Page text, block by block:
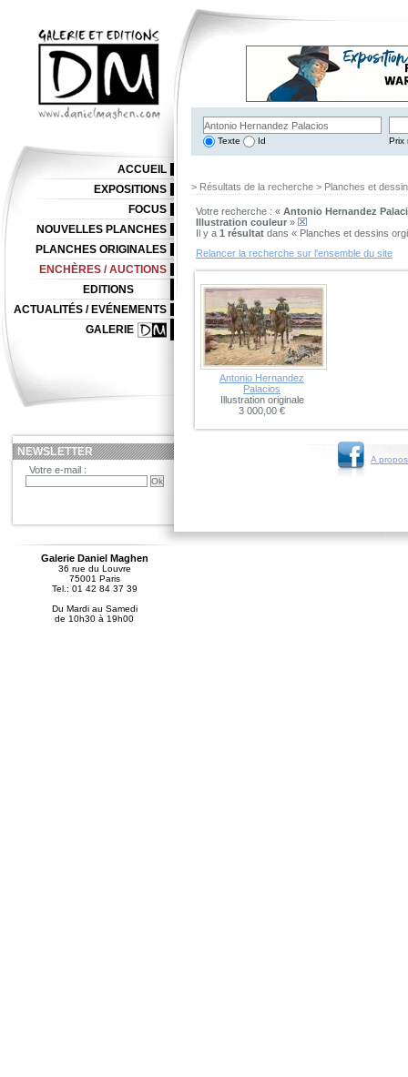
Texte Id Prix
> Résultats de la recherche > Planches et
Votre recherche : « Antonio Hernandez
Illustration couleur »
Il y a 1 résultat dans « Planches et dessins
Relancer la recherche sur l'ensemble du site
Antonio Hernandez
Palacios
Illustration originale
3 000,00 €
A
ACCUEIL
EXPOSITIONS
FOCUS
NOUVELLES PLANCHES
PLANCHES ORIGINALES
ENCHÈRES / AUCTIONS
EDITIONS
ACTUALITÉS / EVÉNEMENTS
GALERIE
NEWSLETTER
Votre e-mail :
Galerie Daniel Maghen
36 rue du Louvre
75001 Paris
Tel.: 01 42 84 37 39
Du Mardi au Samedi
de 10h30 à 19h00